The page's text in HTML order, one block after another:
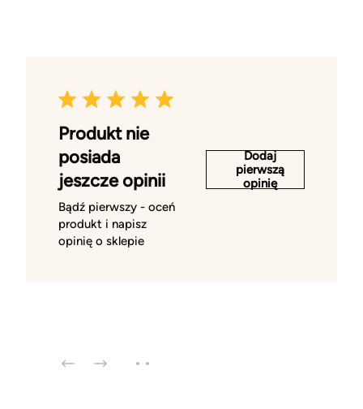
Produkt nie
posiada
jeszcze opinii
Bądź pierwszy - oceń
produkt i napisz
opinię o sklepie
Dodaj
pierwszą
opinię